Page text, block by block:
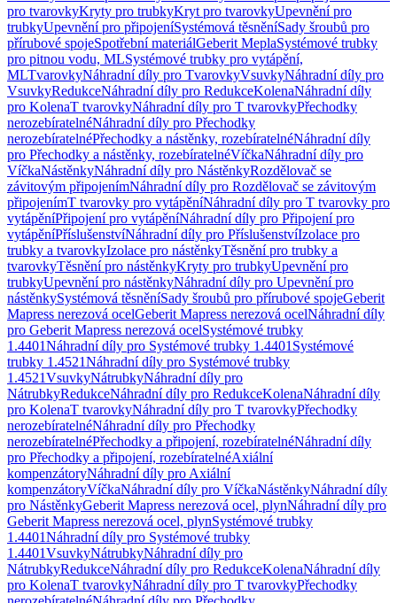
pro tvarovkyKryty pro trubkyKryt pro tvarovkyUpevnění pro
trubkyUpevnění pro připojeníSystémová těsněníSady šroubů pro
přírubové spojeSpotřební materiálGeberit MeplaSystémové trubky
pro pitnou vodu, MLSystémové trubky pro vytápění,
MLTvarovkyNáhradní díly pro TvarovkyVsuvkyNáhradní díly pro
VsuvkyRedukceNáhradní díly pro RedukceKolenaNáhradní díly
pro KolenaT tvarovkyNáhradní díly pro T tvarovkyPřechodky
nerozebíratelnéNáhradní díly pro Přechodky
nerozebíratelnéPřechodky a nástěnky, rozebíratelnéNáhradní díly
pro Přechodky a nástěnky, rozebíratelnéVíčkaNáhradní díly pro
VíčkaNástěnkyNáhradní díly pro NástěnkyRozdělovač se
závitovým připojenímNáhradní díly pro Rozdělovač se závitovým
připojenímT tvarovky pro vytápěníNáhradní díly pro T tvarovky pro
vytápěníPřipojení pro vytápěníNáhradní díly pro Připojení pro
vytápěníPříslušenstvíNáhradní díly pro PříslušenstvíIzolace pro
trubky a tvarovkyIzolace pro nástěnkyTěsnění pro trubky a
tvarovkyTěsnění pro nástěnkyKryty pro trubkyUpevnění pro
trubkyUpevnění pro nástěnkyNáhradní díly pro Upevnění pro
nástěnkySystémová těsněníSady šroubů pro přírubové spojeGeberit
Mapress nerezová ocelGeberit Mapress nerezová ocelNáhradní díly
pro Geberit Mapress nerezová ocelSystémové trubky
1.4401Náhradní díly pro Systémové trubky 1.4401 Systémové
trubky 1.4521Náhradní díly pro Systémové trubky
1.4521VsuvkyNátrubkyNáhradní díly pro
NátrubkyRedukceNáhradní díly pro RedukceKolenaNáhradní díly
pro KolenaT tvarovkyNáhradní díly pro T tvarovkyPřechodky
nerozebíratelnéNáhradní díly pro Přechodky
nerozebíratelnéPřechodky a připojení, rozebíratelnéNáhradní díly
pro Přechodky a připojení, rozebíratelnéAxiální
kompenzátoryNáhradní díly pro Axiální
kompenzátoryVíčkaNáhradní díly pro VíčkaNástěnkyNáhradní díly
pro NástěnkyGeberit Mapress nerezová ocel, plynNáhradní díly pro
Geberit Mapress nerezová ocel, plynSystémové trubky
1.4401Náhradní díly pro Systémové trubky
1.4401VsuvkyNátrubkyNáhradní díly pro
NátrubkyRedukceNáhradní díly pro RedukceKolenaNáhradní díly
pro KolenaT tvarovkyNáhradní díly pro T tvarovkyPřechodky